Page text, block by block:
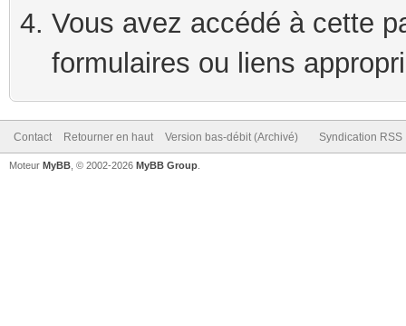
Vous avez accédé à cette
formulaires ou liens
Contact Retourner en haut Version bas-débit (Archivé) Syndication RSS
Moteur MyBB , © 2002-2026 MyBB Group